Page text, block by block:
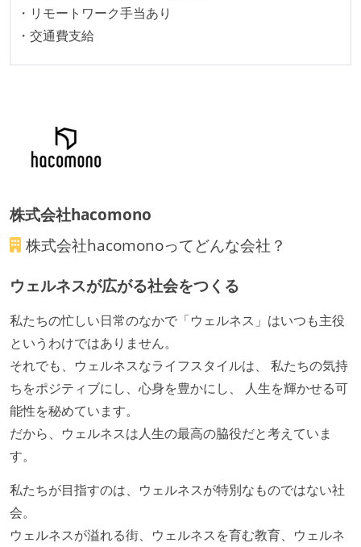
・リモートワーク手当あり
・交通費支給
株式会社hacomono
株式会社hacomonoってどんな会社？
ウェルネスが広がる社会をつくる
私たちの忙しい日常のなかで「ウェルネス」はいつも主役
というわけではありません。
それでも、ウェルネスなライフスタイルは、 私たちの気持
ちをポジティブにし、心身を豊かにし、 人生を輝かせる可
能性を秘めています。
だから、ウェルネスは人生の最高の脇役だと考えていま
す。
私たちが目指すのは、ウェルネスが特別なものではない社
会。
ウェルネスが溢れる街、ウェルネスを育む教育、ウェルネ